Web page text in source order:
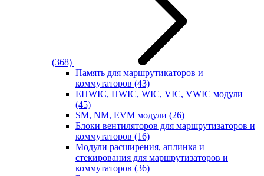
(368)
Память для маршрутикаторов и
коммутаторов (43)
EHWIC, HWIC, WIC, VIC, VWIC модули
(45)
SM, NM, EVM модули (26)
Блоки вентиляторов для маршрутизаторов и
коммутаторов (16)
Модули расширения, аплинка и
стекирования для маршрутизаторов и
коммутаторов (36)